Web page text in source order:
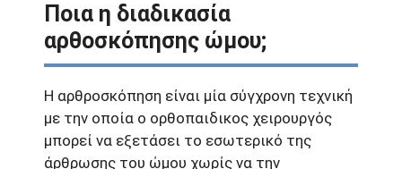
Ποια η διαδικασία
αρθοσκόπησης ώμου;
Η αρθροσκόπηση είναι μία σύγχρονη τεχνική
με την οποία ο ορθοπαιδικος χειρουργός
μπορεί να εξετάσει το εσωτερικό της
άρθρωσης του ώμου χωρίς να την